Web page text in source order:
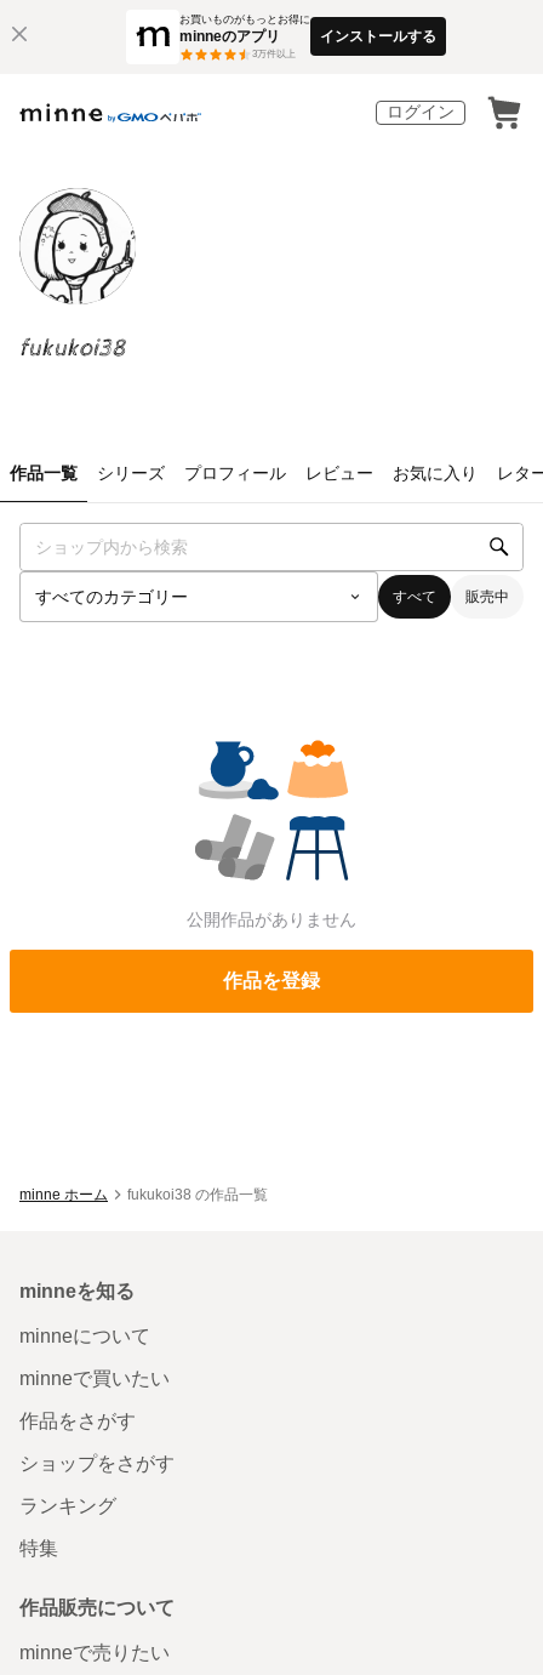
お買いものがもっとお得に
minneのアプリ
3万件以上
インストールする
ログイン
fukukoi38
作品一覧 シリーズ プロフィール レビュー お気に入り レタ
すべて 販売中
公開作品がありません
作品を登録
minne ホーム fukukoi38 の作品一覧
minneを知る
minneについて
minneで買いたい
作品をさがす
ショップをさがす
ランキング
特集
作品販売について
minneで売りたい